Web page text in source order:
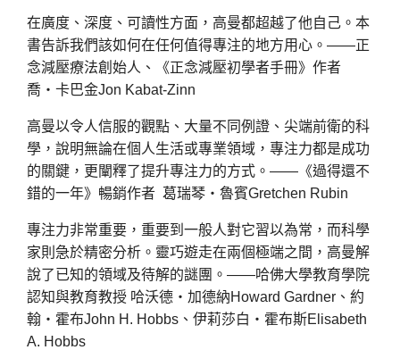
在廣度、深度、可讀性方面，高曼都超越了他自己。本
書告訴我們該如何在任何值得專注的地方用心。——正
念減壓療法創始人、《正念減壓初學者手冊》作者
喬・卡巴金Jon Kabat-Zinn
高曼以令人信服的觀點、大量不同例證、尖端前衛的科
學，說明無論在個人生活或專業領域，專注力都是成功
的關鍵，更闡釋了提升專注力的方式。——《過得還不
錯的一年》暢銷作者 葛瑞琴・魯賓Gretchen Rubin
專注力非常重要，重要到一般人對它習以為常，而科學
家則急於精密分析。靈巧遊走在兩個極端之間，高曼解
說了已知的領域及待解的謎團。——哈佛大學教育學院
認知與教育教授 哈沃德・加德納Howard Gardner、約
翰・霍布John H. Hobbs、伊莉莎白・霍布斯Elisabeth
A. Hobbs